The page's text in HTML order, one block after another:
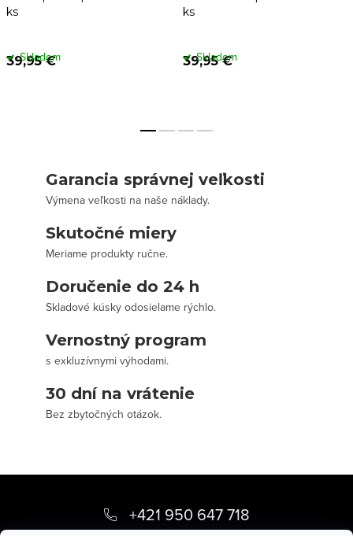
ks
39,95 €
Skladom
ks
39,95 €
Skladom
Garancia správnej veľkosti
Výmena veľkosti na naše náklady.
Skutočné miery
Meriame produkty ručne.
Doručenie do 24 h
Skladové kúsky odosielame rýchlo.
Vernostný program
s exkluzívnymi výhodami.
30 dní na vrátenie
Bez zbytočných otázok.
+421 950 647 718